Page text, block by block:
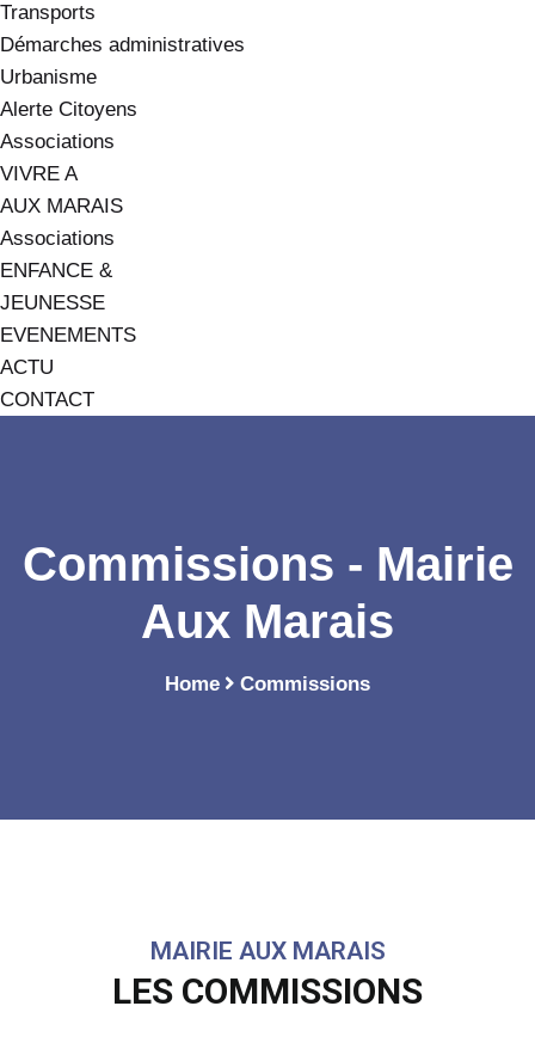
Transports
Démarches administratives
Urbanisme
Alerte Citoyens
Associations
VIVRE A
AUX MARAIS
Associations
ENFANCE &
JEUNESSE
EVENEMENTS
ACTU
CONTACT
Commissions - Mairie
Aux Marais
Home Commissions
MAIRIE AUX MARAIS
LES COMMISSIONS